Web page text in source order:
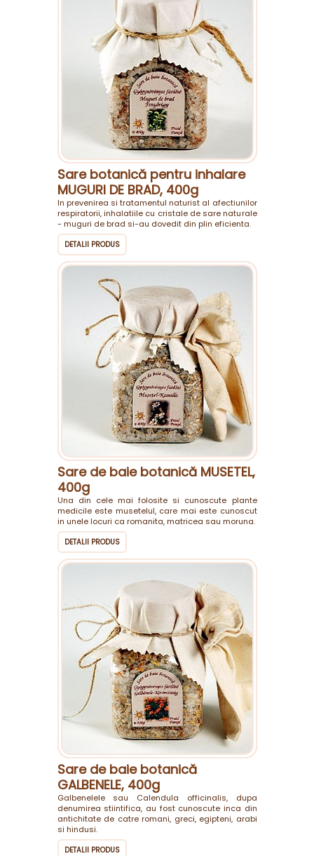
Sare botanică pentru inhalare
MUGURI DE BRAD, 400g
In prevenirea si tratamentul naturist al afectiunilor
respiratorii, inhalatiile cu cristale de sare naturale
- muguri de brad si-au dovedit din plin eficienta.
DETALII PRODUS
Sare de baie botanică MUSETEL,
400g
Una din cele mai folosite si cunoscute plante
medicile este musetelul, care mai este cunoscut
in unele locuri ca romanita, matricea sau moruna.
DETALII PRODUS
Sare de baie botanică
GALBENELE, 400g
Galbenelele sau Calendula officinalis, dupa
denumirea stiintifica, au fost cunoscute inca din
antichitate de catre romani, greci, egipteni, arabi
si hindusi.
DETALII PRODUS